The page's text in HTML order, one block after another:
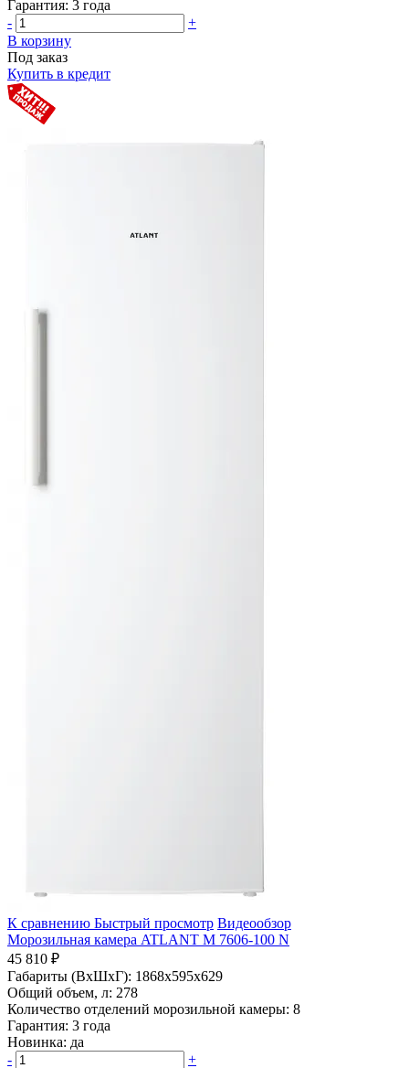
Гарантия: 3 года
-
+
В корзину
Под заказ
Купить в кредит
К сравнению Быстрый просмотр Видеообзор
Морозильная камера ATLANT М 7606-100 N
45 810 ₽
Габариты (ВхШхГ): 1868x595x629
Общий объем, л: 278
Количество отделений морозильной камеры: 8
Гарантия: 3 года
Новинка: да
-
+